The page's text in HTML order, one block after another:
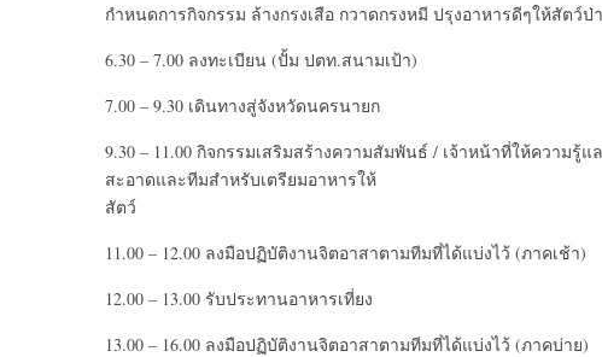
กำหนดการกิจกรรม ล้างกรงเสือ กวาดกรงหมี ปรุงอาหารดีๆให้สัตว์
6.30 – 7.00 ลงทะเบียน (ปั้ม ปตท.สนามเป้า)
7.00 – 9.30 เดินทางสู่จังหวัดนครนายก
9.30 – 11.00 กิจกรรมเสริมสร้างความสัมพันธ์ / เจ้าหน้าที่ให้ความ
สะอาดและทีมสำหรับเตรียมอาหารให้
สัตว์
11.00 – 12.00 ลงมือปฏิบัติงานจิตอาสาตามทีมที่ได้แบ่งไว้ (ภาคเช้า)
12.00 – 13.00 รับประทานอาหารเที่ยง
13.00 – 16.00 ลงมือปฏิบัติงานจิตอาสาตามทีมที่ได้แบ่งไว้ (ภาคบ่าย)